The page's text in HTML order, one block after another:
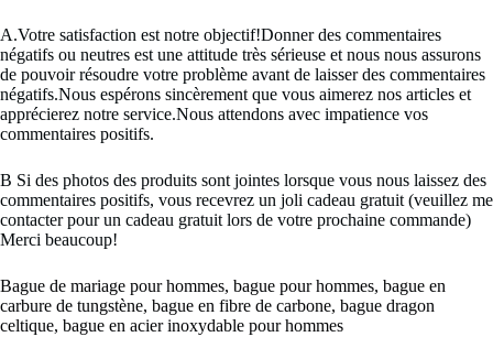
A.Votre satisfaction est notre objectif!Donner des commentaires
négatifs ou neutres est une attitude très sérieuse et nous nous assurons
de pouvoir résoudre votre problème avant de laisser des commentaires
négatifs.Nous espérons sincèrement que vous aimerez nos articles et
apprécierez notre service.Nous attendons avec impatience vos
commentaires positifs.
B Si des photos des produits sont jointes lorsque vous nous laissez des
commentaires positifs, vous recevrez un joli cadeau gratuit (veuillez me
contacter pour un cadeau gratuit lors de votre prochaine commande)
Merci beaucoup!
Bague de mariage pour hommes, bague pour hommes, bague en
carbure de tungstène, bague en fibre de carbone, bague dragon
celtique, bague en acier inoxydable pour hommes